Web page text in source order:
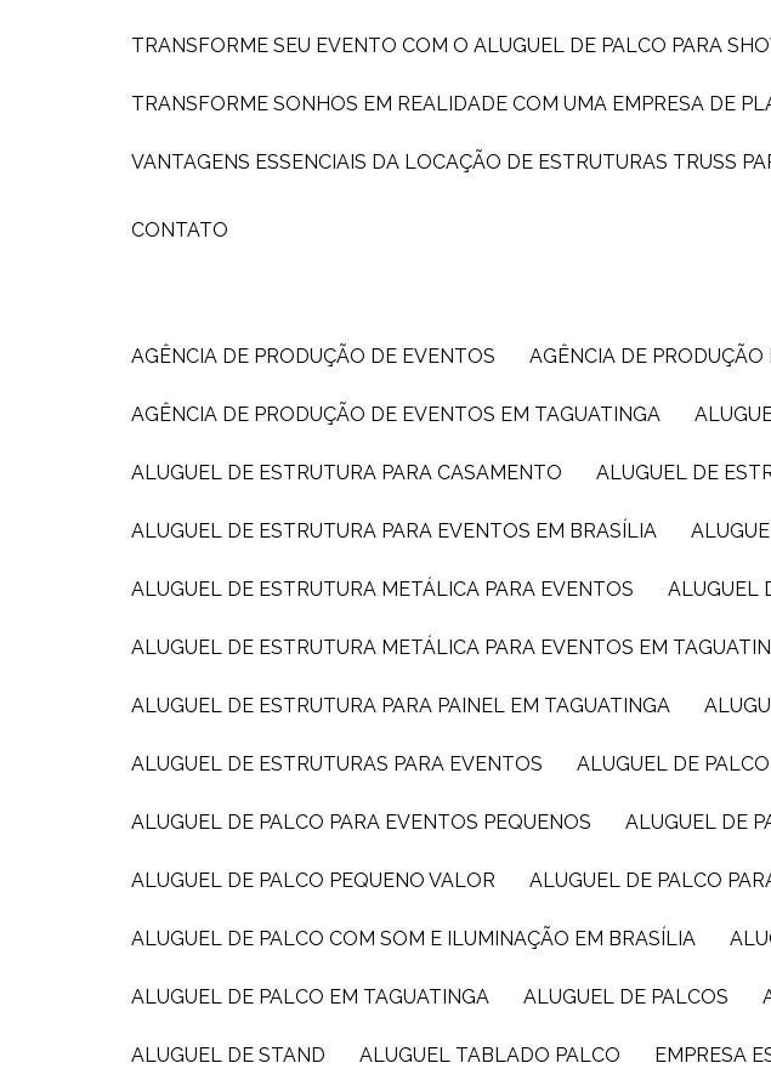
TRANSFORME SEU EVENTO COM O ALUGUEL DE PALCO PARA
TRANSFORME SONHOS EM REALIDADE COM UMA EMPRESA DE
VANTAGENS ESSENCIAIS DA LOCAÇÃO DE ESTRUTURAS TRUSS
CONTATO
AGÊNCIA DE PRODUÇÃO DE EVENTOS AGÊNCIA DE
AGÊNCIA DE PRODUÇÃO DE EVENTOS EM TAGUATINGA
ALUGUEL DE ESTRUTURA PARA CASAMENTO ALUGUEL DE
ALUGUEL DE ESTRUTURA PARA EVENTOS EM BRASÍLIA
ALUGUEL DE ESTRUTURA METÁLICA PARA EVENTOS
ALUGUEL DE ESTRUTURA METÁLICA PARA EVENTOS EM
ALUGUEL DE ESTRUTURA PARA PAINEL EM TAGUATINGA
ALUGUEL DE ESTRUTURAS PARA EVENTOS ALUGUEL DE PALCO
ALUGUEL DE PALCO PARA EVENTOS PEQUENOS ALUGUEL DE
ALUGUEL DE PALCO PEQUENO VALOR ALUGUEL DE PALCO
ALUGUEL DE PALCO COM SOM E ILUMINAÇÃO EM BRASÍLIA
ALUGUEL DE PALCO EM TAGUATINGA ALUGUEL DE PALCOS
ALUGUEL DE STAND ALUGUEL TABLADO PALCO EMPRESA